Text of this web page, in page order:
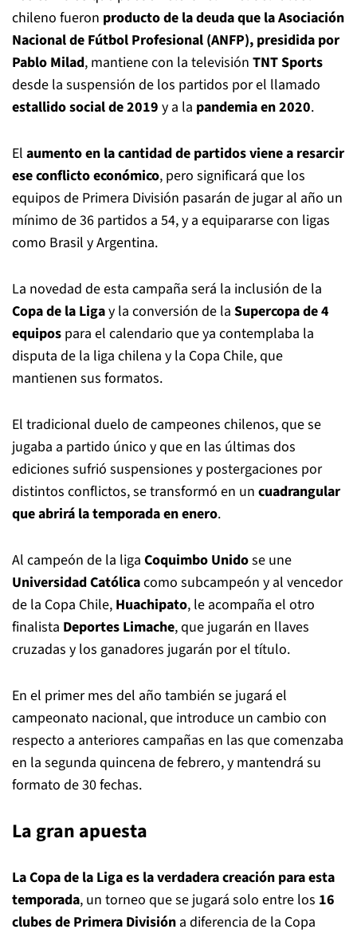
chileno fueron producto de la deuda que la Asociación
Nacional de Fútbol Profesional (ANFP), presidida por
Pablo Milad, mantiene con la televisión TNT Sports
desde la suspensión de los partidos por el llamado
estallido social de 2019 y a la pandemia en 2020.
El aumento en la cantidad de partidos viene a resarcir
ese conflicto económico, pero significará que los
equipos de Primera División pasarán de jugar al año un
mínimo de 36 partidos a 54, y a equipararse con ligas
como Brasil y Argentina.
La novedad de esta campaña será la inclusión de la
Copa de la Ligay la conversión de la Supercopa de 4
equipos para el calendario que ya contemplaba la
disputa de la liga chilena y la Copa Chile, que
mantienen sus formatos.
El tradicional duelo de campeones chilenos, que se
jugaba a partido único y que en las últimas dos
ediciones sufrió suspensiones y postergaciones por
distintos conflictos, se transformó en un cuadrangular
que abrirá la temporada en enero.
Al campeón de la liga Coquimbo Unidose une
Universidad Católicacomo subcampeón y al vencedor
de la Copa Chile, Huachipato, le acompaña el otro
finalista Deportes Limache, que jugarán en llaves
cruzadas y los ganadores jugarán por el título.
En el primer mes del año también se jugará el
campeonato nacional, que introduce un cambio con
respecto a anteriores campañas en las que comenzaba
en la segunda quincena de febrero, y mantendrá su
formato de 30 fechas.
La gran apuesta
La Copa de la Liga es la verdadera creación para esta
temporada, un torneo que se jugará solo entre los 16
clubes de Primera División a diferencia de la Copa